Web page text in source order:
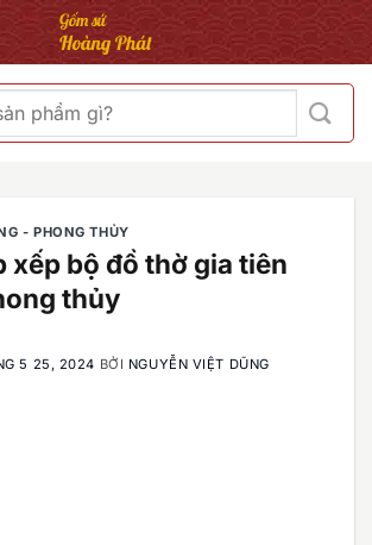
- PHONG THỦY
xếp bộ đồ thờ gia tiên
thủy
5 25, 2024 BỞI NGUYỄN VIỆT DŨNG